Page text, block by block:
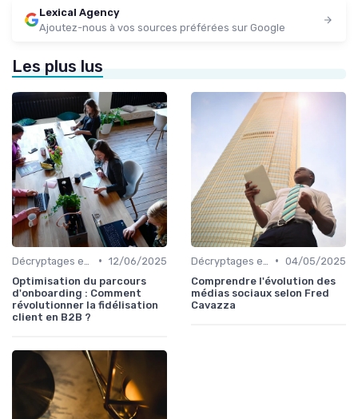
Lexical Agency
Ajoutez-nous à vos sources préférées sur Google
Les plus lus
• 12/06/2025
Optimisation du parcours
d'onboarding : Comment
révolutionner la fidélisation
client en B2B ?
• 04/05/2025
Comprendre l'évolution des
médias sociaux selon Fred
Cavazza